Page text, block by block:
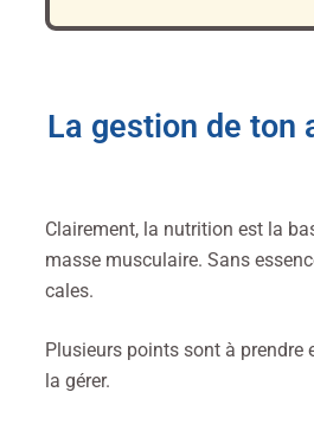
La gestion de ton
Clairement, la nutrition est la
masse musculaire. Sans
cales.
Plusieurs points sont à prendre
la gérer.